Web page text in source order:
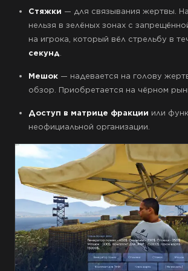
Стяжки — для связывания жертвы.
нельзя в зелёных зонах с
на игрока, который вёл стрельбу в
секунд
Мешок— надевается на голову
обзор. Приобретается на чёрном
Доступ в матрице фракции или
неофициальной организации.